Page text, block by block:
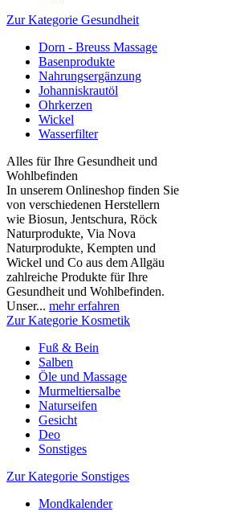
Zur Kategorie Gesundheit
Dorn - Breuss Massage
Basenprodukte
Nahrungsergänzung
Johanniskrautöl
Ohrkerzen
Wickel
Wasserfilter
Alles für Ihre Gesundheit und
Wohlbefinden
In unserem Onlineshop finden Sie
von verschiedenen Herstellern
wie Biosun, Jentschura, Röck
Naturprodukte, Via Nova
Naturprodukte, Kempten und
Wickel und Co aus dem Allgäu
zahlreiche Produkte für Ihre
Gesundheit und Wohlbefinden.
Unser... mehr erfahren
Zur Kategorie Kosmetik
Fuß & Bein
Salben
Öle und Massage
Murmeltiersalbe
Naturseifen
Gesicht
Deo
Sonstiges
Zur Kategorie Sonstiges
Mondkalender